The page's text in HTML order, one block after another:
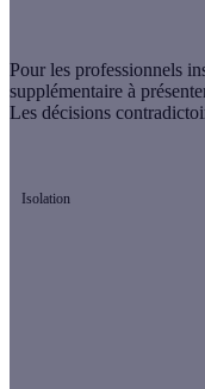
Pour les professionnels
supplémentaire à
Les décisions
Isolation